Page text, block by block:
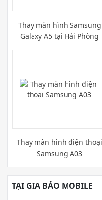
Thay màn hình Samsung
Galaxy A5 tại Hải Phòng
Thay màn hình điện thoại
Samsung A03
TẠI GIA BẢO MOBILE